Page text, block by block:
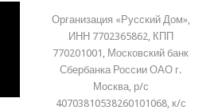
Организация «Русский Дом»,
ИНН 7702365862, КПП
770201001, Московский банк
Сбербанка России ОАО г.
Москва, р/с
40703810538260101068, к/с